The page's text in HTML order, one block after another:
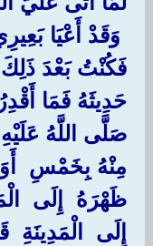
‏وَقَدْ أَعْيَا
فَكُنْتُ بَعْدَ
حَدِيثَهُ فَمَا
‏صَلَّى اللَّهُ
مِنْهُ بِخَمْسِ
‏ظَهْرَهُ ‏ ‏إِلَى
‏إِلَى ‏ ‏الْمَدِينَةِ